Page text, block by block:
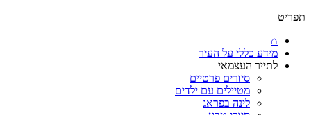
תפריט
⌂
מידע כללי על העיר
לתייר העצמאי
סיורים פרטיים
מטיילים עם ילדים
לינה בפראג